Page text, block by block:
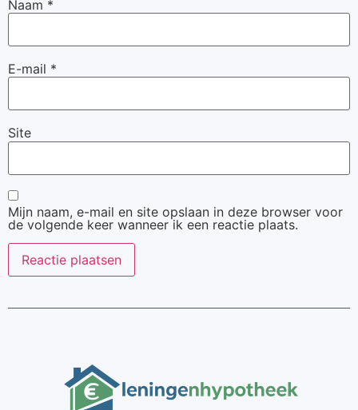
Naam *
E-mail *
Site
Mijn naam, e-mail en site opslaan in deze browser voor
de volgende keer wanneer ik een reactie plaats.